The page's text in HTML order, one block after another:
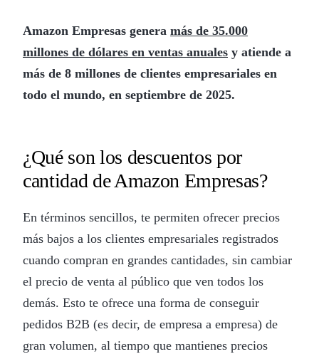
Amazon Empresas genera más de 35.000
millones de dólares en ventas anuales y atiende a
más de 8 millones de clientes empresariales en
todo el mundo, en septiembre de 2025.
¿Qué son los descuentos por
cantidad de Amazon Empresas?
En términos sencillos, te permiten ofrecer precios
más bajos a los clientes empresariales registrados
cuando compran en grandes cantidades, sin cambiar
el precio de venta al público que ven todos los
demás. Esto te ofrece una forma de conseguir
pedidos B2B (es decir, de empresa a empresa) de
gran volumen, al tiempo que mantienes precios